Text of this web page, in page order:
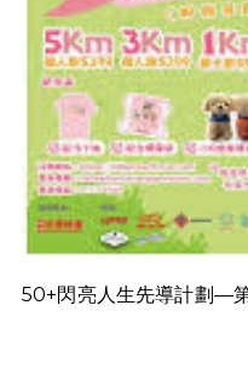
50+閃亮人生先導計劃—